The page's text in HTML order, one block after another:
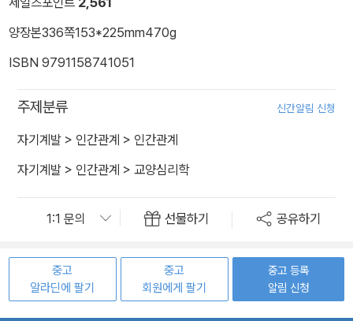
양장본336쪽153*225mm470g
ISBN 9791158741051
주제분류 신간알림 신청
자기계발 > 인간관계 > 인간관계
자기계발 > 인간관계 > 교양심리학
선물하기 공유하기
중고
알라딘에 팔기
중고
회원에게 팔기
중고 등록
알림 신청